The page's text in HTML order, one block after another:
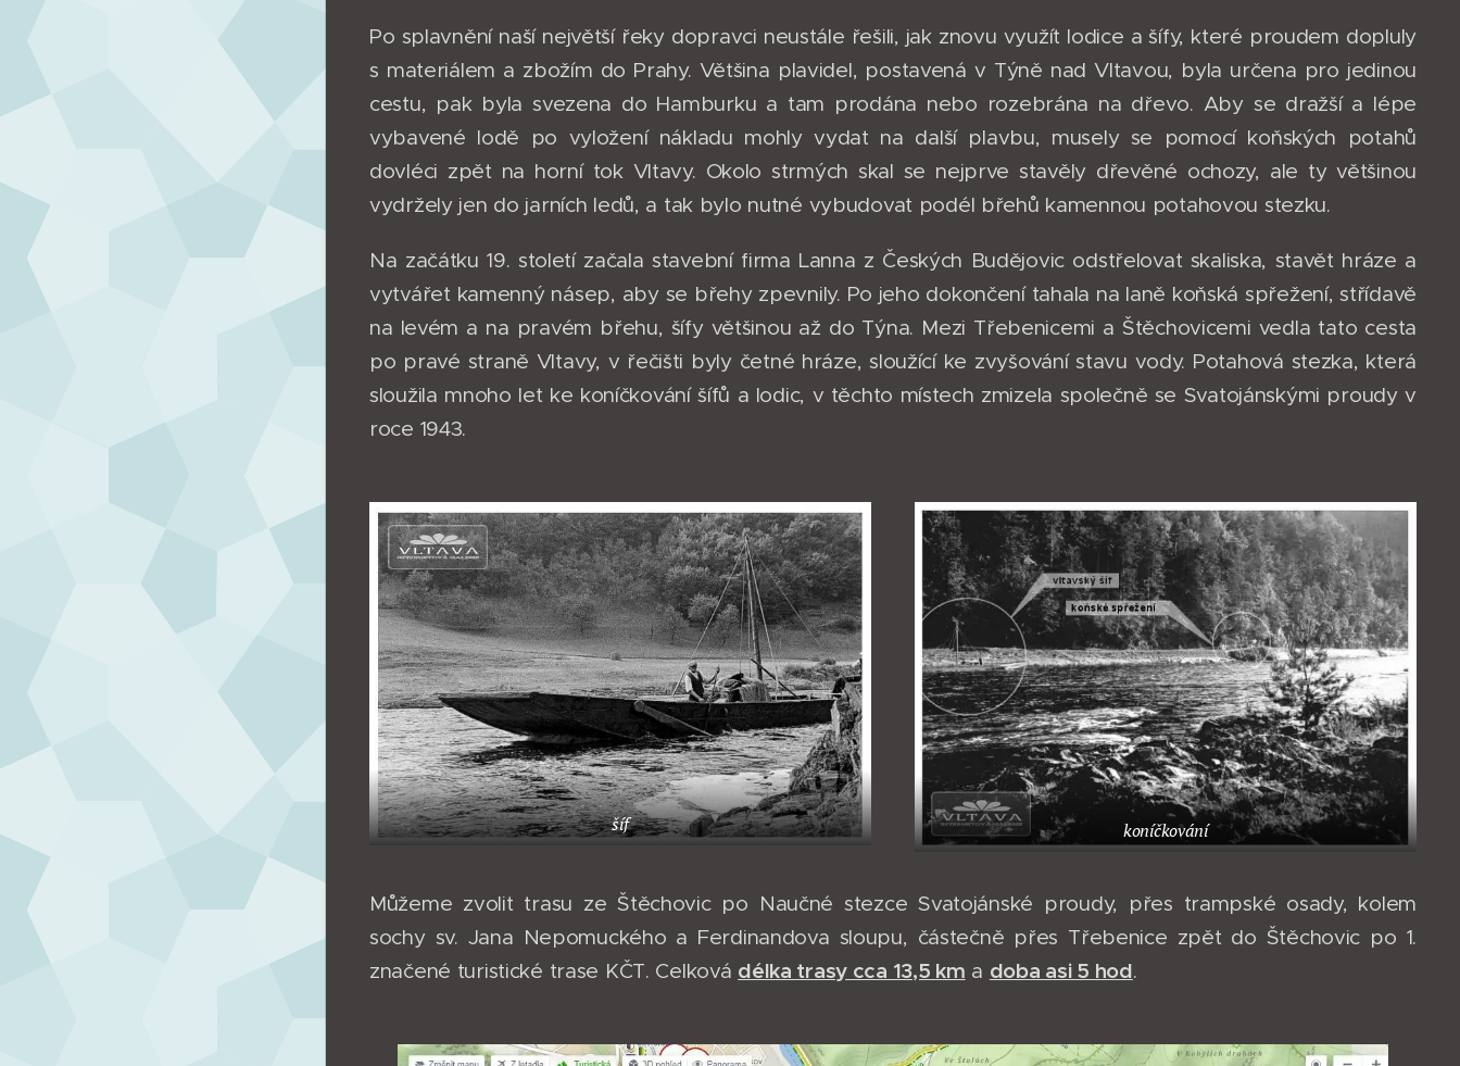
Po splavnění naší největší řeky dopravci neustále řešili, jak znovu využít lodice a šífy, které proudem dopluly
s materiálem a zbožím do Prahy. Většina plavidel, postavená v Týně nad Vltavou, byla určena pro jedinou
cestu, pak byla svezena do Hamburku a tam prodána nebo rozebrána na dřevo. Aby se dražší a lépe
vybavené lodě po vyložení nákladu mohly vydat na další plavbu, musely se pomocí koňských potahů
dovléci zpět na horní tok Vltavy. Okolo strmých skal se nejprve stavěly dřevěné ochozy, ale ty většinou
vydržely jen do jarních ledů, a tak bylo nutné vybudovat podél břehů kamennou potahovou stezku.
Na začátku 19. století začala stavební firma Lanna z Českých Budějovic odstřelovat skaliska, stavět hráze a
vytvářet kamenný násep, aby se břehy zpevnily. Po jeho dokončení tahala na laně koňská spřežení, střídavě
na levém a na pravém břehu, šífy většinou až do Týna. Mezi Třebenicemi a Štěchovicemi vedla tato cesta
po pravé straně Vltavy, v řečišti byly četné hráze, sloužící ke zvyšování stavu vody. Potahová stezka, která
sloužila mnoho let ke koníčkování šífů a lodic, v těchto místech zmizela společně se Svatojánskými proudy v
roce 1943.
šíf koníčkování
Můžeme zvolit trasu ze Štěchovic po Naučné stezce Svatojánské proudy, přes trampské osady, kolem
sochy sv. Jana Nepomuckého a Ferdinandova sloupu, částečně přes Třebenice zpět do Štěchovic po 1.
značené turistické trase KČT. Celková délka trasy cca 13,5 km a doba asi 5 hod.